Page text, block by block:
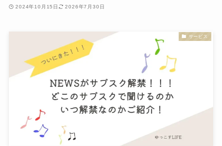
2024年10月15日 2026年7月30日
サービス